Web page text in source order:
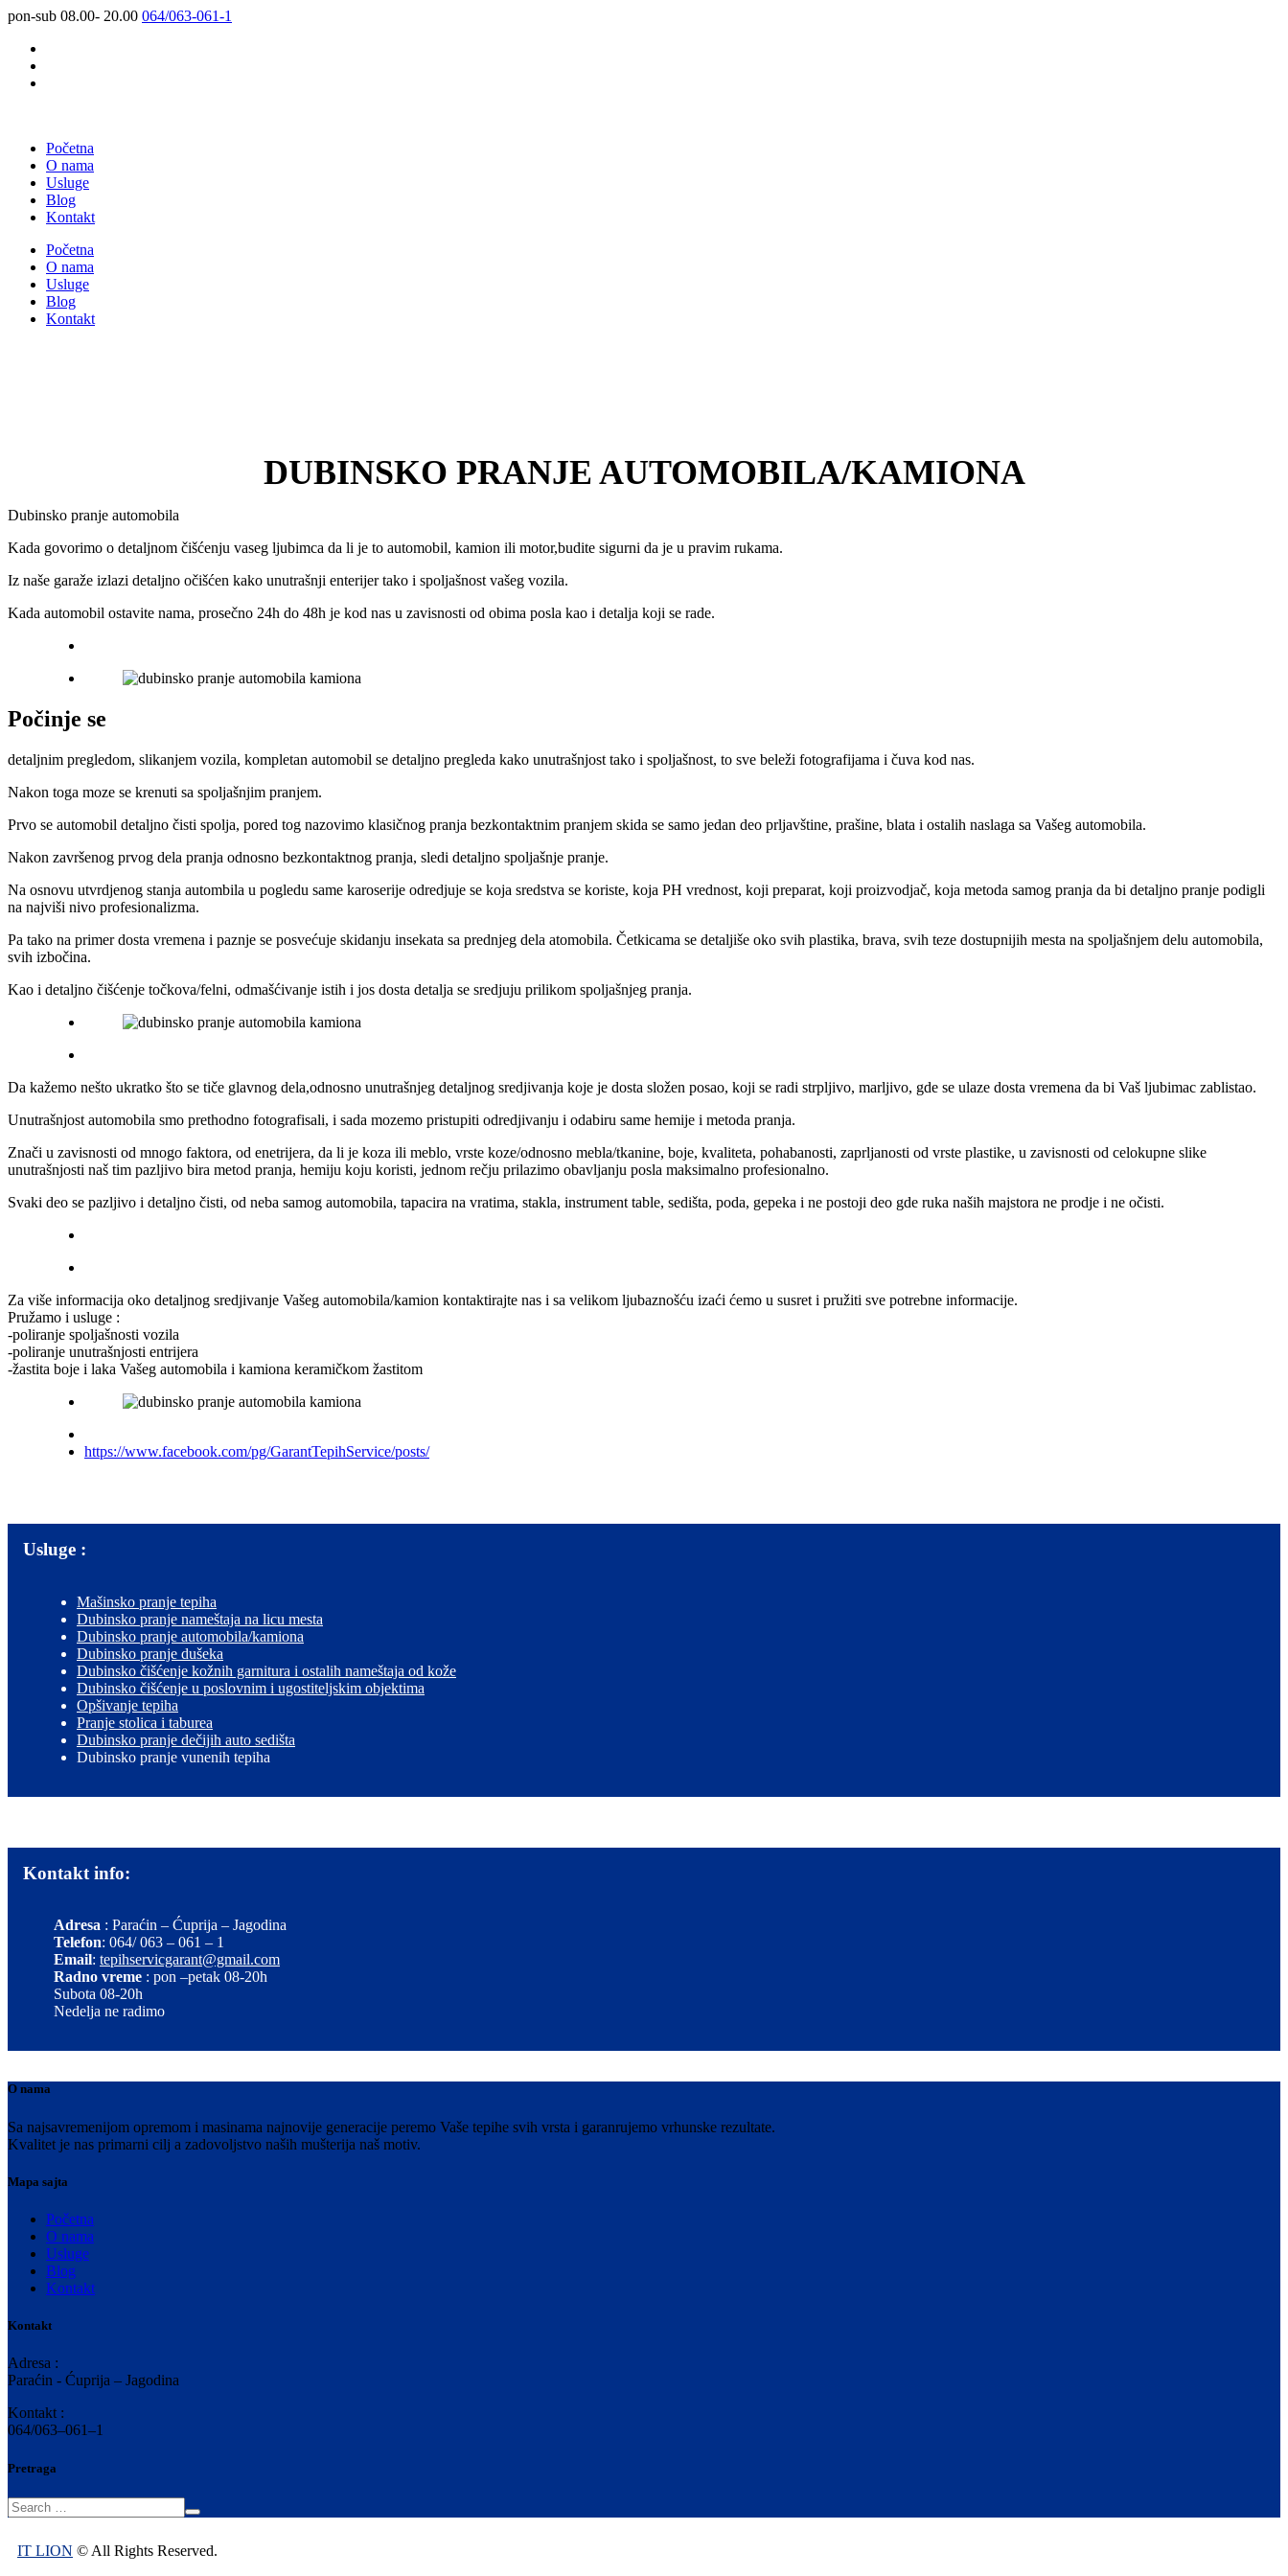
pon-sub 08.00- 20.00 064/063-061-1
Početna
O nama
Usluge
Blog
Kontakt
Početna
O nama
Usluge
Blog
Kontakt
DUBINSKO PRANJE AUTOMOBILA/KAMIONA
Dubinsko pranje automobila
Kada govorimo o detaljnom čišćenju vaseg ljubimca da li je to automobil, kamion ili motor,budite sigurni da je u pravim rukama.
Iz naše garaže izlazi detaljno očišćen kako unutrašnji enterijer tako i spoljašnost vašeg vozila.
Kada automobil ostavite nama, prosečno 24h do 48h je kod nas u zavisnosti od obima posla kao i detalja koji se rade.
Počinje se
detaljnim pregledom, slikanjem vozila, kompletan automobil se detaljno pregleda kako unutrašnjost tako i spoljašnost, to sve beleži fotografijama i čuva kod nas.
Nakon toga moze se krenuti sa spoljašnjim pranjem.
Prvo se automobil detaljno čisti spolja, pored tog nazovimo klasičnog pranja bezkontaktnim pranjem skida se samo jedan deo prljavštine, prašine, blata i ostalih naslaga sa Vašeg automobila.
Nakon završenog prvog dela pranja odnosno bezkontaktnog pranja, sledi detaljno spoljašnje pranje.
Na osnovu utvrdjenog stanja autombila u pogledu same karoserije odredjuje se koja sredstva se koriste, koja PH vrednost, koji preparat, koji proizvodjač, koja metoda samog pranja da bi detaljno pranje podigli
na najviši nivo profesionalizma.
Pa tako na primer dosta vremena i paznje se posvećuje skidanju insekata sa prednjeg dela atomobila. Četkicama se detaljiše oko svih plastika, brava, svih teze dostupnijih mesta na spoljašnjem delu automobila,
svih izbočina.
Kao i detaljno čišćenje točkova/felni, odmašćivanje istih i jos dosta detalja se sredjuju prilikom spoljašnjeg pranja.
Da kažemo nešto ukratko što se tiče glavnog dela,odnosno unutrašnjeg detaljnog sredjivanja koje je dosta složen posao, koji se radi strpljivo, marljivo, gde se ulaze dosta vremena da bi Vaš ljubimac zablistao.
Unutrašnjost automobila smo prethodno fotografisali, i sada mozemo pristupiti odredjivanju i odabiru same hemije i metoda pranja.
Znači u zavisnosti od mnogo faktora, od enetrijera, da li je koza ili meblo, vrste koze/odnosno mebla/tkanine, boje, kvaliteta, pohabanosti, zaprljanosti od vrste plastike, u zavisnosti od celokupne slike
unutrašnjosti naš tim pazljivo bira metod pranja, hemiju koju koristi, jednom rečju prilazimo obavljanju posla maksimalno profesionalno.
Svaki deo se pazljivo i detaljno čisti, od neba samog automobila, tapacira na vratima, stakla, instrument table, sedišta, poda, gepeka i ne postoji deo gde ruka naših majstora ne prodje i ne očisti.
Za više informacija oko detaljnog sredjivanje Vašeg automobila/kamion kontaktirajte nas i sa velikom ljubaznošću izaći ćemo u susret i pružiti sve potrebne informacije.
Pružamo i usluge :
-poliranje spoljašnosti vozila
-poliranje unutrašnjosti entrijera
-žastita boje i laka Vašeg automobila i kamiona keramičkom žastitom
https://www.facebook.com/pg/GarantTepihService/posts/
Usluge :
Mašinsko pranje tepiha
Dubinsko pranje nameštaja na licu mesta
Dubinsko pranje automobila/kamiona
Dubinsko pranje dušeka
Dubinsko čišćenje kožnih garnitura i ostalih nameštaja od kože
Dubinsko čišćenje u poslovnim i ugostiteljskim objektima
Opšivanje tepiha
Pranje stolica i taburea
Dubinsko pranje dečijih auto sedišta
Dubinsko pranje vunenih tepiha
Kontakt info:
Adresa : Paraćin – Ćuprija – Jagodina
Telefon: 064/ 063 – 061 – 1
Email: tepihservicgarant@gmail.com
Radno vreme : pon –petak 08-20h
Subota 08-20h
Nedelja ne radimo
O nama
Sa najsavremenijom opremom i masinama najnovije generacije peremo Vaše tepihe svih vrsta i garanrujemo vrhunske rezultate.
Kvalitet je nas primarni cilj a zadovoljstvo naših mušterija naš motiv.
Mapa sajta
Početna
O nama
Usluge
Blog
Kontakt
Kontakt
Adresa :
Paraćin - Ćuprija – Jagodina
Kontakt :
064/063–061–1
Pretraga
IT LION © All Rights Reserved.